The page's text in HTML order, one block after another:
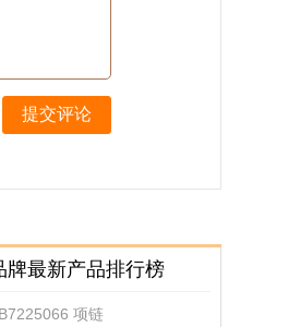
提交评论
牌最新产品排行榜
项链